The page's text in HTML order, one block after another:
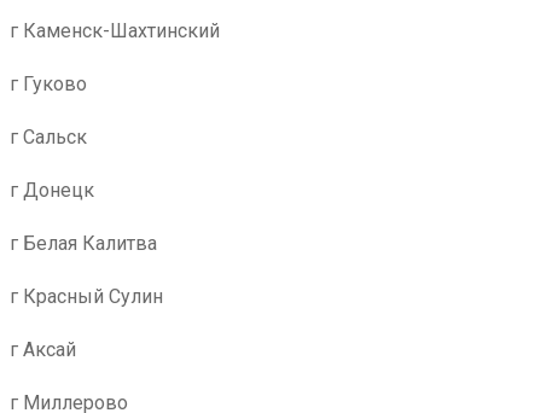
г Каменск-Шахтинский
г Гуково
г Сальск
г Донецк
г Белая Калитва
г Красный Сулин
г Аксай
г Миллерово